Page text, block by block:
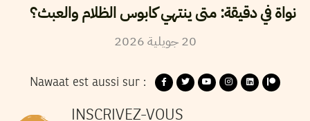
نواة في دقيقة: متى ينتهي كابوس الظلام والعبث؟
20 جويلية2026
Nawaat est aussi sur :
INSCRIVEZ-VOUS